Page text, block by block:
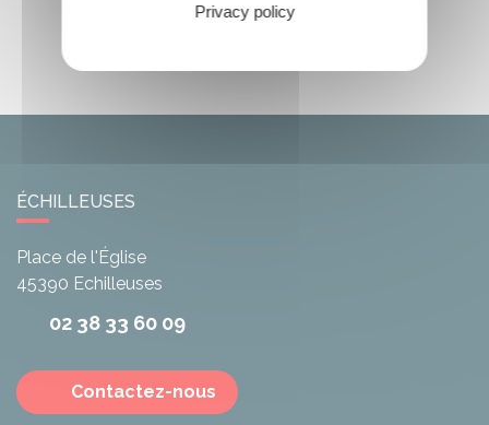
ÉCHILLEUSES
Place de l'Église
45390 Echilleuses
02 38 33 60 09
Contactez-nous
Privacy policy